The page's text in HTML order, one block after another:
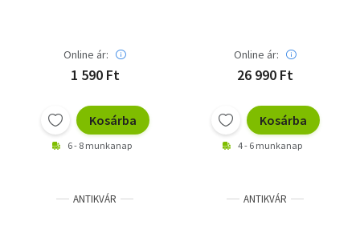
Online ár:
1 590 Ft
Kosárba
6 - 8 munkanap
Online ár:
26 990 Ft
Kosárba
4 - 6 munkanap
ANTIKVÁR ANTIKVÁR